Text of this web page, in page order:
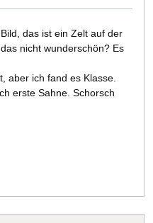
das ist ein Zelt auf der
nicht wunderschön? Es
aber ich fand es Klasse.
erste Sahne. Schorsch